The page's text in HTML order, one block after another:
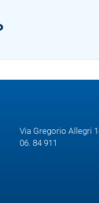
Via Gregorio Allegri
06. 84 911